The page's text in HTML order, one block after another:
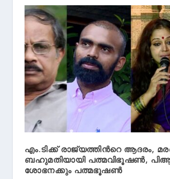
എം.ടിക്ക് രാജ്യത്തിന്‍റെ ആദരം,
ബഹുമതിയായി പത്മവിഭൂഷണ്‍,
ശോഭനക്കും പത്മഭൂഷണ്‍